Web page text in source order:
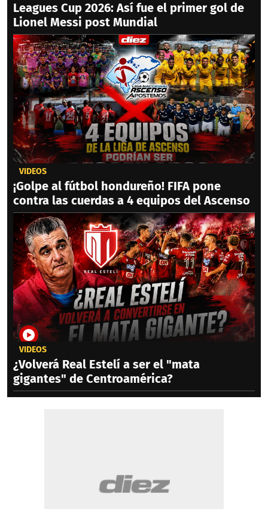
Leagues Cup 2026: Así fue el primer gol de
Lionel Messi post Mundial
VIDEOS
¡Golpe al fútbol hondureño! FIFA pone
contra las cuerdas a 4 equipos del Ascenso
VIDEOS
¿Volverá Real Estelí a ser el "mata
gigantes" de Centroamérica?